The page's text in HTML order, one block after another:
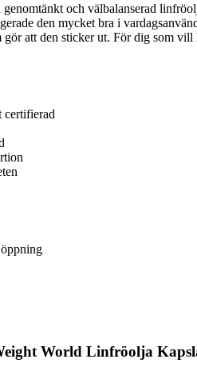
och välbalanserad
den mycket bra i
gör att den sticker ut. För dig som
certifierad
World Linfröolja